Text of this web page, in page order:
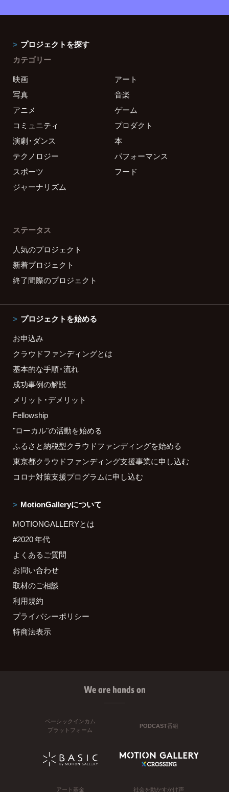
プロジェクトを探す
カテゴリー
映画
アート
写真
音楽
アニメ
ゲーム
コミュニティ
プロダクト
演劇・ダンス
本
テクノロジー
パフォーマンス
スポーツ
フード
ジャーナリズム
ステータス
人気のプロジェクト
新着プロジェクト
終了間際のプロジェクト
プロジェクトを始める
お申込み
クラウドファンディングとは
基本的な手順・流れ
成功事例の解説
メリット・デメリット
Fellowship
"ローカル"の活動を始める
ふるさと納税型クラウドファンディングを始める
東京都クラウドファンディング支援事業に申し込む
コロナ対策支援プログラムに申し込む
MotionGalleryについて
MOTIONGALLERYとは
#2020 年代
よくあるご質問
お問い合わせ
取材のご相談
利用規約
プライバシーポリシー
特商法表示
We are hands on
ベーシックインカム
プラットフォーム
PODCAST番組
アート基金 社会を動かすかけ声